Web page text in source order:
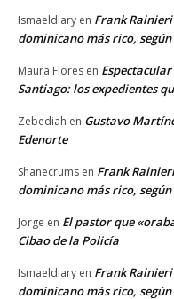
Ismaeldiary en Frank
dominicano más rico,
Maura Flores en
Santiago: los expedientes
Zebediah en Gustavo
Edenorte
Shanecrums en Frank
dominicano más rico,
Jorge en El pastor que
Cibao de la Policía
Ismaeldiary en Frank
dominicano más rico,